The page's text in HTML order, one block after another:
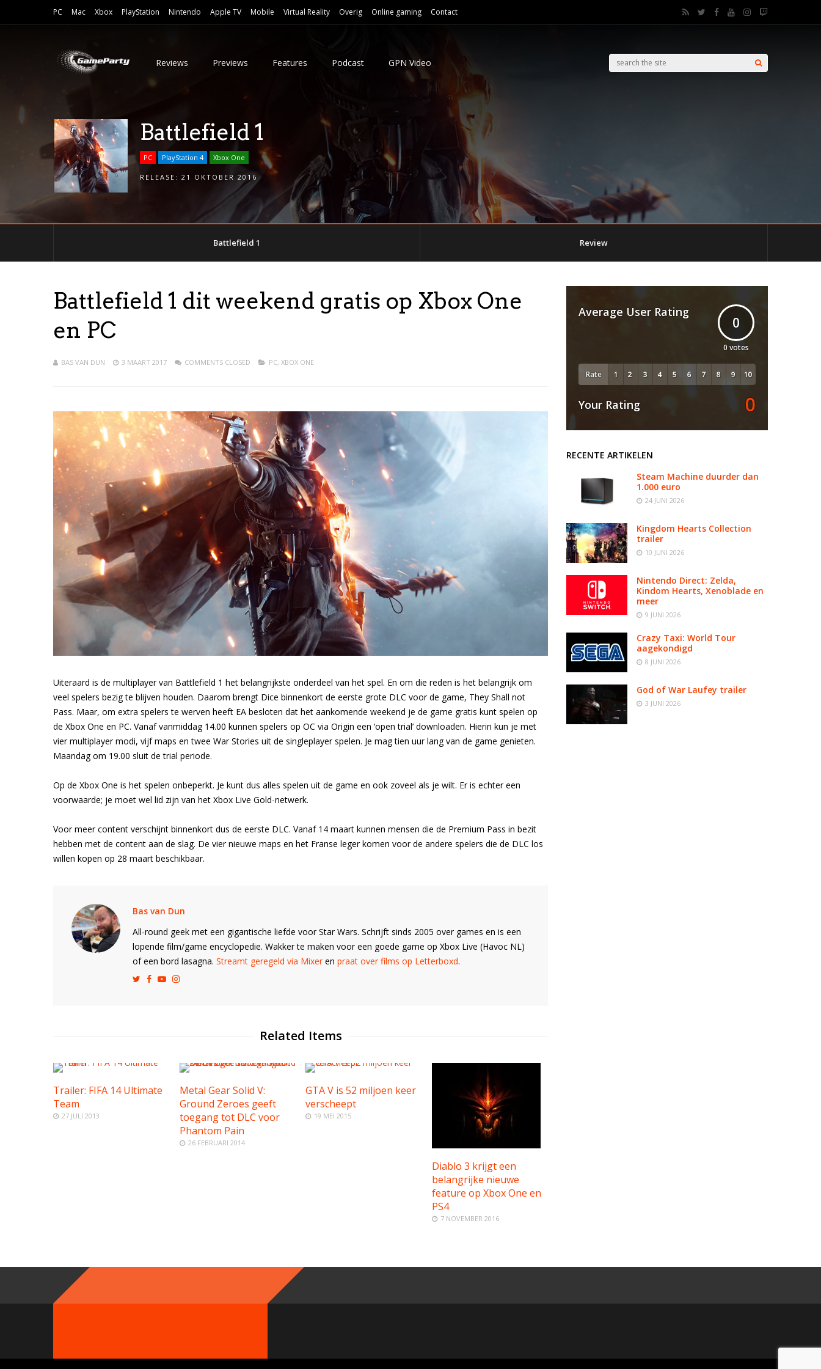
PC Mac Xbox PlayStation Nintendo Apple TV Mobile Virtual Reality Overig Online gaming Contact
Reviews Previews Features Podcast GPN Video
Battlefield 1
PC PlayStation 4 Xbox One
RELEASE: 21 OKTOBER 2016
Battlefield 1 Review
Battlefield 1 dit weekend gratis op Xbox One
en PC
BAS VAN DUN 3 MAART 2017 COMMENTS CLOSED PC, XBOX ONE
Uiteraard is de multiplayer van Battlefield 1 het belangrijkste onderdeel van het spel. En om die reden is het belangrijk om
veel spelers bezig te blijven houden. Daarom brengt Dice binnenkort de eerste grote DLC voor de game, They Shall not
Pass. Maar, om extra spelers te werven heeft EA besloten dat het aankomende weekend je de game gratis kunt spelen op
de Xbox One en PC. Vanaf vanmiddag 14.00 kunnen spelers op OC via Origin een ‘open trial’ downloaden. Hierin kun je met
vier multiplayer modi, vijf maps en twee War Stories uit de singleplayer spelen. Je mag tien uur lang van de game genieten.
Maandag om 19.00 sluit de trial periode.
Op de Xbox One is het spelen onbeperkt. Je kunt dus alles spelen uit de game en ook zoveel als je wilt. Er is echter een
voorwaarde; je moet wel lid zijn van het Xbox Live Gold-netwerk.
Voor meer content verschijnt binnenkort dus de eerste DLC. Vanaf 14 maart kunnen mensen die de Premium Pass in bezit
hebben met de content aan de slag. De vier nieuwe maps en het Franse leger komen voor de andere spelers die de DLC los
willen kopen op 28 maart beschikbaar.
Bas van Dun
All-round geek met een gigantische liefde voor Star Wars. Schrijft sinds 2005 over games en is een
lopende film/game encyclopedie. Wakker te maken voor een goede game op Xbox Live (Havoc NL)
of een bord lasagna. Streamt geregeld via Mixeren praat over films op Letterboxd.
Related Items
Trailer: FIFA 14 Ultimate
Team
27 JULI 2013
Metal Gear Solid V:
Ground Zeroes geeft
toegang tot DLC voor
Phantom Pain
26 FEBRUARI 2014
GTA V is 52 miljoen keer
verscheept
19 MEI 2015
Diablo 3 krijgt een
belangrijke nieuwe
feature op Xbox One en
PS4
7 NOVEMBER 2016
Average User Rating
0
0 votes
Rate
Your Rating 0
RECENTE ARTIKELEN
Steam Machine duurder dan
1.000 euro
24 JUNI 2026
Kingdom Hearts Collection
trailer
10 JUNI 2026
Nintendo Direct: Zelda,
Kindom Hearts, Xenoblade en
meer
9 JUNI 2026
Crazy Taxi: World Tour
aagekondigd
8 JUNI 2026
God of War Laufey trailer
3 JUNI 2026